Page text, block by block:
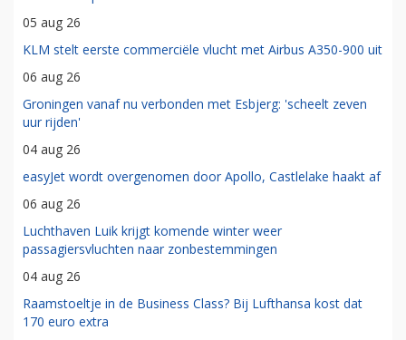
05 aug 26
KLM stelt eerste commerciële vlucht met Airbus A350-900 uit
06 aug 26
Groningen vanaf nu verbonden met Esbjerg: 'scheelt zeven
uur rijden'
04 aug 26
easyJet wordt overgenomen door Apollo, Castlelake haakt af
06 aug 26
Luchthaven Luik krijgt komende winter weer
passagiersvluchten naar zonbestemmingen
04 aug 26
Raamstoeltje in de Business Class? Bij Lufthansa kost dat
170 euro extra